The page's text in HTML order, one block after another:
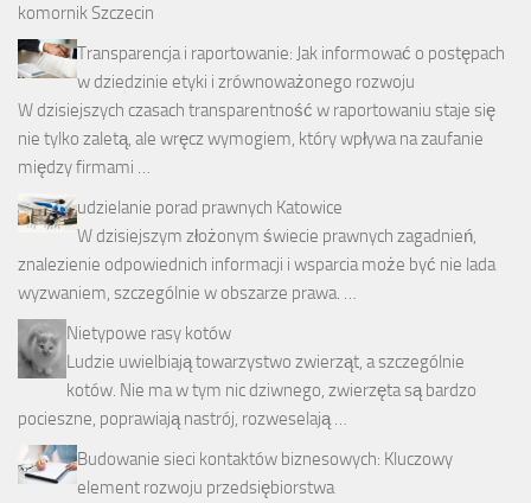
komornik Szczecin
Transparencja i raportowanie: Jak informować o postępach
w dziedzinie etyki i zrównoważonego rozwoju
W dzisiejszych czasach transparentność w raportowaniu staje się
nie tylko zaletą, ale wręcz wymogiem, który wpływa na zaufanie
między firmami …
udzielanie porad prawnych Katowice
W dzisiejszym złożonym świecie prawnych zagadnień,
znalezienie odpowiednich informacji i wsparcia może być nie lada
wyzwaniem, szczególnie w obszarze prawa. …
Nietypowe rasy kotów
Ludzie uwielbiają towarzystwo zwierząt, a szczególnie
kotów. Nie ma w tym nic dziwnego, zwierzęta są bardzo
pocieszne, poprawiają nastrój, rozweselają …
Budowanie sieci kontaktów biznesowych: Kluczowy
element rozwoju przedsiębiorstwa